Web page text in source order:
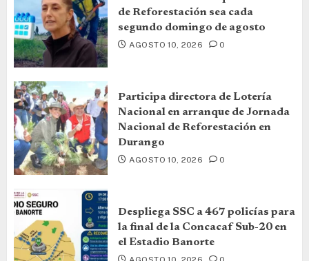
de Reforestación sea cada
segundo domingo de agosto
AGOSTO 10, 2026 0
Participa directora de Lotería
Nacional en arranque de Jornada
Nacional de Reforestación en
Durango
AGOSTO 10, 2026 0
Despliega SSC a 467 policías para
la final de la Concacaf Sub-20 en
el Estadio Banorte